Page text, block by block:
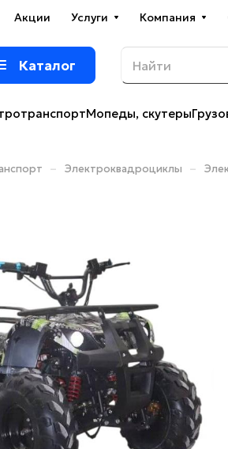
Акции Услуги Компания
Каталог
Мопеды, скутеры
– Электроквадроциклы –